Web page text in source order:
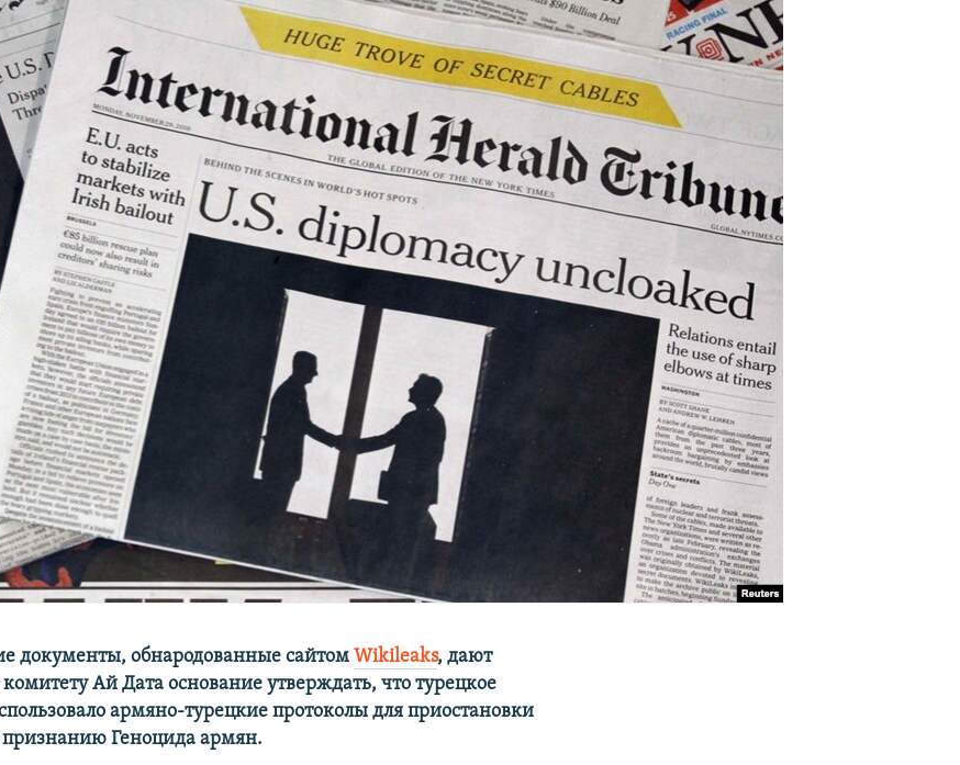
документы, обнародованные сайтомWikileaks, дают
Ай Дата основание утверждать, что турецкое
армяно-турецкие протоколы для приостановки
признанию Геноцида армян.